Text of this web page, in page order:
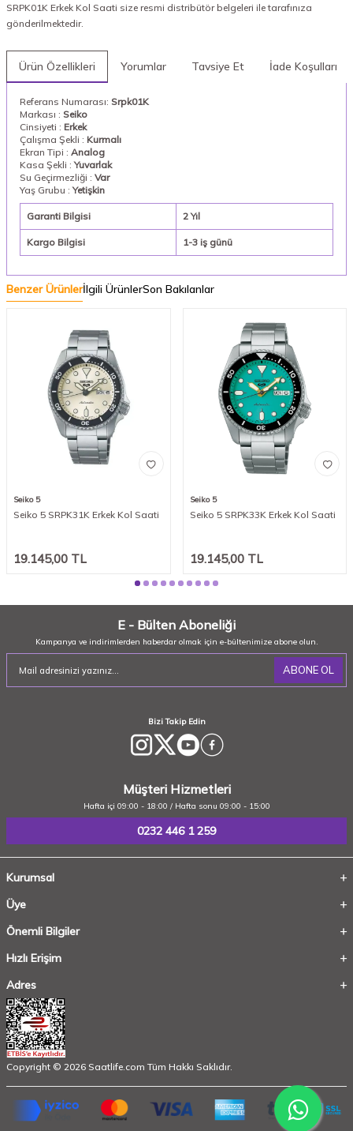
SRPK01K Erkek Kol Saati size resmi distribütör belgeleri ile tarafınıza
gönderilmektedir.
Ürün Özellikleri Yorumlar Tavsiye Et İade Koşulları
Referans Numarası: Srpk01K
Markası : Seiko
Cinsiyeti : Erkek
Çalışma Şekli : Kurmalı
Ekran Tipi : Analog
Kasa Şekli :Yuvarlak
Su Geçirmezliği : Var
Yaş Grubu :Yetişkin
Garanti Bilgisi 2 Yıl
Kargo Bilgisi 1-3 iş günü
Benzer Ürünlerİlgili ÜrünlerSon Bakılanlar
Seiko 5
Seiko 5 SRPK31K Erkek Kol Saati
19.145,00 TL
Seiko 5
Seiko 5 SRPK33K Erkek Kol Saati
19.145,00TL
E - Bülten Aboneliği
Kampanya ve indirimlerden haberdar olmak için e-bültenimize abone olun.
ABONE OL
Bizi Takip Edin
Müşteri Hizmetleri
Hafta içi 09:00 - 18:00 / Hafta sonu 09:00 - 15:00
0232 446 1 259
Kurumsal
Üye
Önemli Bilgiler
Hızlı Erişim
Adres
Copyright © 2026 Saatlife.com Tüm Hakkı Saklıdır.